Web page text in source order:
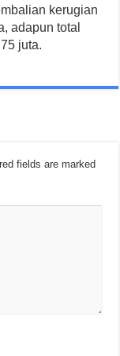
kerugian
adapun total
juta.
fields are marked